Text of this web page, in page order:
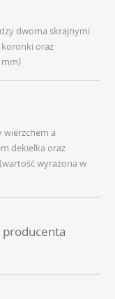
dwoma skrajnymi
oraz
mm)
wierzchem a
dekielka oraz
wyrażona w